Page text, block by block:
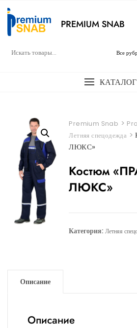
содержимому
PREMIUM SNAB
КАТАЛОГ
Premium Snab >
Летняя спецодежда >
ЛЮКС»
Костюм
ЛЮКС»
Категория:Летняя
Описание
Описание